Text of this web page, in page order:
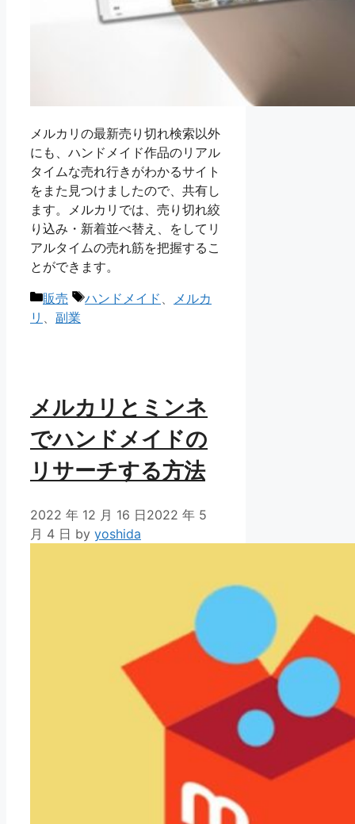
メルカリの最新売り切れ検索以外
にも、ハンドメイド作品のリアル
タイムな売れ行きがわかるサイト
をまた見つけましたので、共有し
ます。メルカリでは、売り切れ絞
り込み・新着並べ替え、をしてリ
アルタイムの売れ筋を把握するこ
とができます。
カ
販売
タ
ハンドメイド
メルカ
リ
副業
メルカリとミンネ
でハンドメイドの
リサーチする方法
2022 年 12 月 16 日2022 年 5
月 4 日 by yoshida